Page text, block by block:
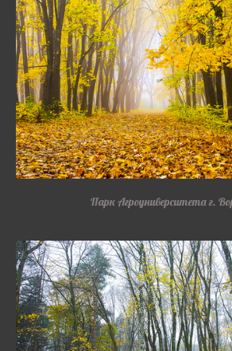
Парк Агроуниверситета г.